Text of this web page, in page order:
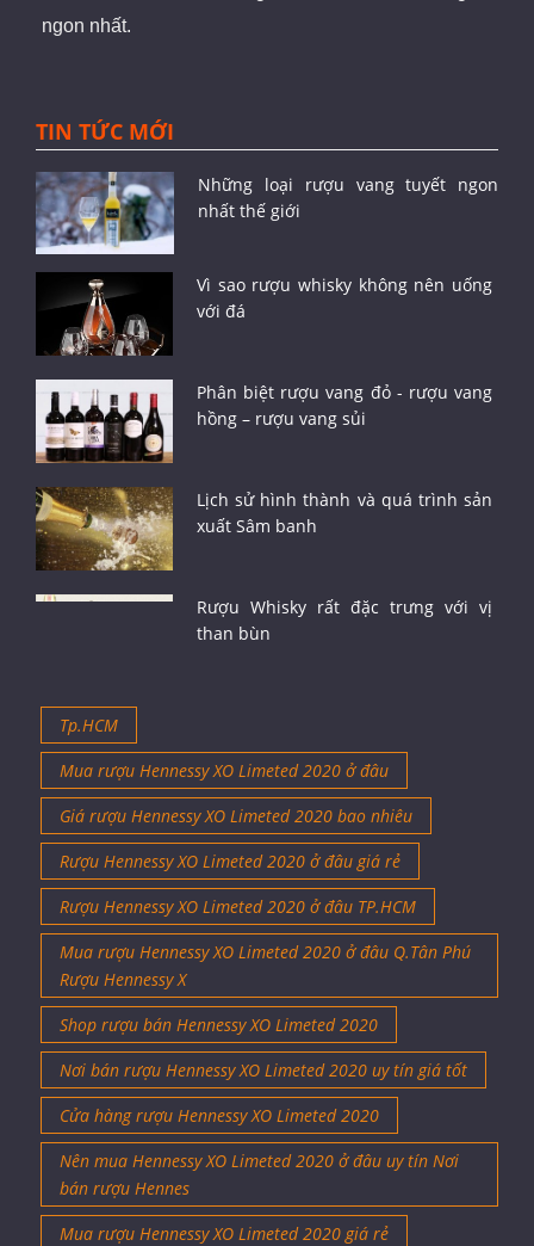
ngon nhất.
TIN TỨC MỚI
Những loại rượu vang tuyết ngon
nhất thế giới
Vì sao rượu whisky không nên uống
với đá
Phân biệt rượu vang đỏ - rượu vang
hồng – rượu vang sủi
Lịch sử hình thành và quá trình sản
xuất Sâm banh
Rượu Whisky rất đặc trưng với vị
than bùn
Tp.HCM
Mua rượu Hennessy XO Limeted 2020 ở đâu
Giá rượu Hennessy XO Limeted 2020 bao nhiêu
Rượu Hennessy XO Limeted 2020 ở đâu giá rẻ
Rượu Hennessy XO Limeted 2020 ở đâu TP.HCM
Mua rượu Hennessy XO Limeted 2020 ở đâu Q.Tân Phú
Rượu Hennessy X
Shop rượu bán Hennessy XO Limeted 2020
Nơi bán rượu Hennessy XO Limeted 2020 uy tín giá tốt
Cửa hàng rượu Hennessy XO Limeted 2020
Nên mua Hennessy XO Limeted 2020 ở đâu uy tín Nơi
bán rượu Hennes
Mua rượu Hennessy XO Limeted 2020 giá rẻ